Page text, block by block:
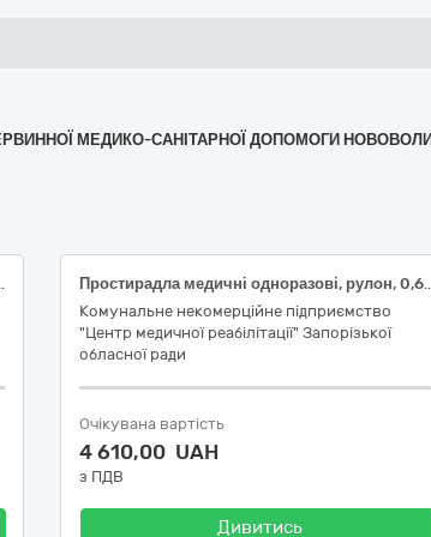
МЕДИКО-САНІТАРНОЇ ДОПОМОГИ
Маска медична (крім захисних): одноразова, стерильна, для дітей, на гумових петлях, розмір: 2, довжина кисневої трубки: 200-220 см, сумісна з небулайзером
Простирадла медичні
Комунальне некомерційне підприємство
"Центр медичної реабілітації" Запорізької
обласної ради
Очікувана вартість
4 610,00 UAH
з ПДВ
Дивитись